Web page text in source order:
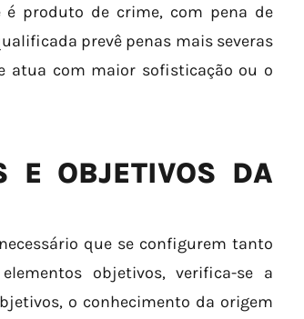
produto de crime, com pena de
prevê penas mais severas
atua com maior sofisticação ou o
E OBJETIVOS DA
que se configurem tanto
objetivos, verifica-se a
o conhecimento da origem